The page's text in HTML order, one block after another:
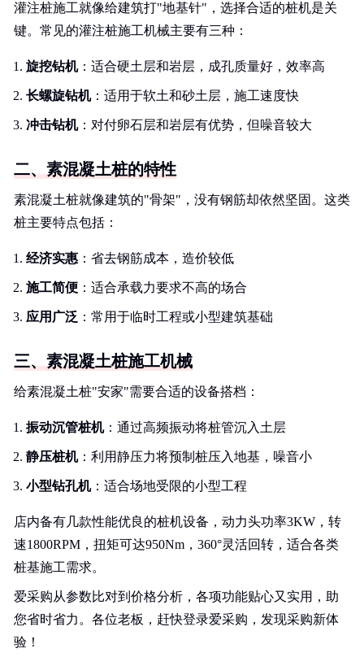
灌注桩施工就像给建筑打"地基针"，选择合适的桩机是关
键。常见的灌注桩施工机械主要有三种：
旋挖钻机：适合硬土层和岩层，成孔质量好，效率高
长螺旋钻机：适用于软土和砂土层，施工速度快
冲击钻机：对付卵石层和岩层有优势，但噪音较大
二、素混凝土桩的特性
素混凝土桩就像建筑的"骨架"，没有钢筋却依然坚固。这类
桩主要特点包括：
经济实惠 ：省去钢筋成本，造价较低
施工简便 ：适合承载力要求不高的场合
应用广泛 ：常用于临时工程或小型建筑基础
三、素混凝土桩施工机械
给素混凝土桩"安家"需要合适的设备搭档：
振动沉管桩机：通过高频振动将桩管沉入土层
静压桩机：利用静压力将预制桩压入地基，噪音小
小型钻孔机：适合场地受限的小型工程
店内备有几款性能优良的桩机设备，动力头功率3KW，转
速1800RPM，扭矩可达950Nm，360°灵活回转，适合各类
桩基施工需求。
爱采购从参数比对到价格分析，各项功能贴心又实用，助
您省时省力。各位老板，赶快登录爱采购，发现采购新体
验！